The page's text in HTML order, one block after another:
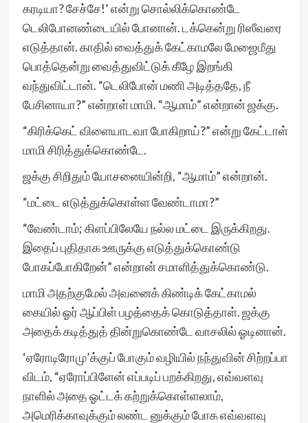
கரடியா? சேச்சே!’ என்று சொல்லிக்கொண்டே
டெலிபோனண்டையில் போனான். டக்கென்று ரிஸீவரை
எடுத்தான். காதில் வைத்துக் கேட்காமலே மேஜைமீது
பொத்தென்று வைத்துவிட்டுக் கீழே இறங்கி
வந்துவிட்டான். “டெலிபோன் மணி அடித்ததே, நீ
பேசினாயா?” என்றாள் மாமி. “ஆமாம்” என்றான் ஜக்கு.
“கிரிக்கெட் விளையாடவா போகிறாய்?” என்று கேட்டாள்
மாமி சிரித்துக்கொண்டே.
ஜக்கு சிறிதும் யோசனையின்றி, “ஆமாம்” என்றான்.
“மட்டை எடுத்துக்கொள்ள வேண்டாமா?”
“வேண்டாம்; கிளப்பிலேயே நல்ல மட்டை இருக்கிறது.
இதைப் புதிதாக ஊருக்கு எடுத்துக்கொண்டு
போகப்போகிறேன்” என்றான் சமாளித்துக்கொண்டு.
மாமி அதற்குமேல் அவனைக் கிண்டிக் கேட்காமல்
கையில் ஓர் ஆப்பிள் பழத்தைக் கொடுத்தாள். ஜக்கு
அதைக் கடித்துத் தின்றுகொண்டே வாசலில் ஓடினான்.
‘ஏரோடிரோமு’க்குப் போகும் வழியில் நந்துவின் சிற்றப்பா
விடம், “ஏரோப்பிளேன் எப்படிப் பறக்கிறது, எவ்வளவு
நாளில் அதை ஓட்டக் கற்றுக்கொள்ளலாம்,
அமெரிக்காவுக்கும் லண்ட னுக்கும் போக எவ்வளவு